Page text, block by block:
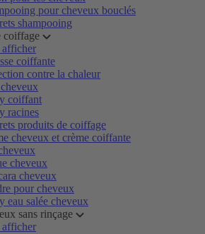
pour cheveux bouclés
shampooing
coiffage
coiffante
contre la chaleur
coiffant
racines
produits de coiffage
cheveux et crème coiffante
cheveux
cheveux
pour cheveux
eau salée cheveux
sans rinçage